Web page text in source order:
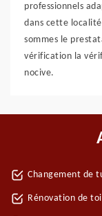
professionnels
dans cette
sommes le
vérification la
nocive.
Changement de
Rénovation de